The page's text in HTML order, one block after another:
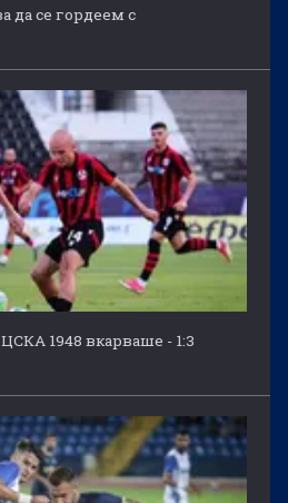
да се гордеем с
1948 вкарваше - 1:3